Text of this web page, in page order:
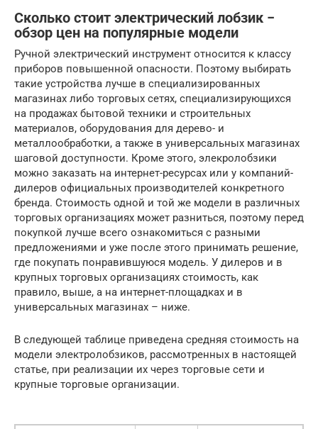
Сколько стоит электрический лобзик −
обзор цен на популярные модели
Ручной электрический инструмент относится к классу
приборов повышенной опасности. Поэтому выбирать
такие устройства лучше в специализированных
магазинах либо торговых сетях, специализирующихся
на продажах бытовой техники и строительных
материалов, оборудования для дерево- и
металлообработки, а также в универсальных магазинах
шаговой доступности. Кроме этого, элекролобзики
можно заказать на интернет-ресурсах или у компаний-
дилеров официальных производителей конкретного
бренда. Стоимость одной и той же модели в различных
торговых организациях может разниться, поэтому перед
покупкой лучше всего ознакомиться с разными
предложениями и уже после этого принимать решение,
где покупать понравившуюся модель. У дилеров и в
крупных торговых организациях стоимость, как
правило, выше, а на интернет-площадках и в
универсальных магазинах – ниже.
В следующей таблице приведена средняя стоимость на
модели электролобзиков, рассмотренных в настоящей
статье, при реализации их через торговые сети и
крупные торговые организации.